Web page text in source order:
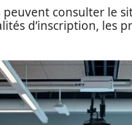
consulter le
d’inscription, les